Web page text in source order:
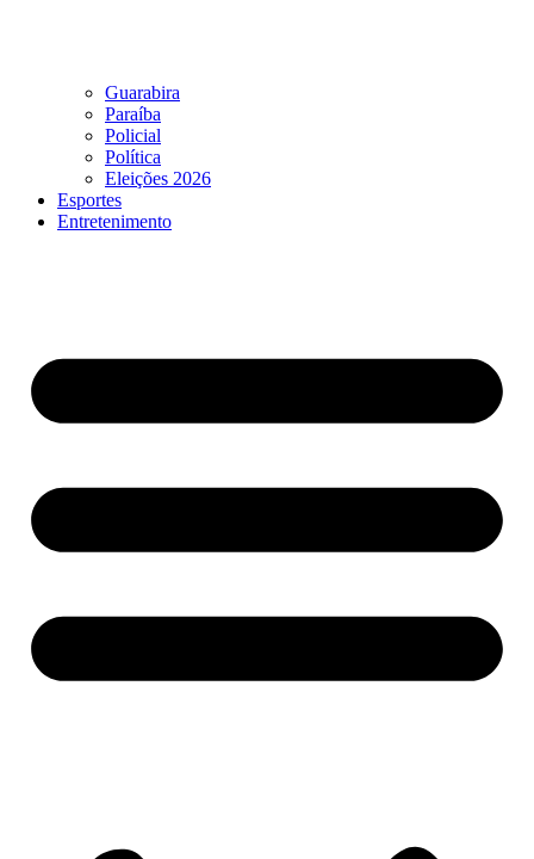
Guarabira
Paraíba
Policial
Política
Eleições 2026
Esportes
Entretenimento